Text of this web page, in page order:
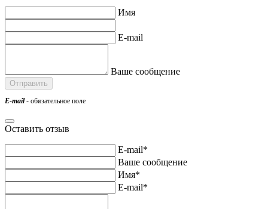
Имя
E-mail
Ваше сообщение
E-mail- обязательное поле
Оставить отзыв
E-mail*
Ваше сообщение
Имя*
E-mail*